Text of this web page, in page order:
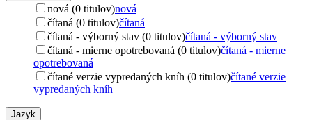
nová (0 titulov)nová
čítaná (0 titulov)čítaná
čítaná - výborný stav (0 titulov)čítaná - výborný stav
čítaná - mierne opotrebovaná (0 titulov)čítaná - mierne
opotrebovaná
čítané verzie vypredaných kníh (0 titulov)čítané verzie
vypredaných kníh
Jazyk